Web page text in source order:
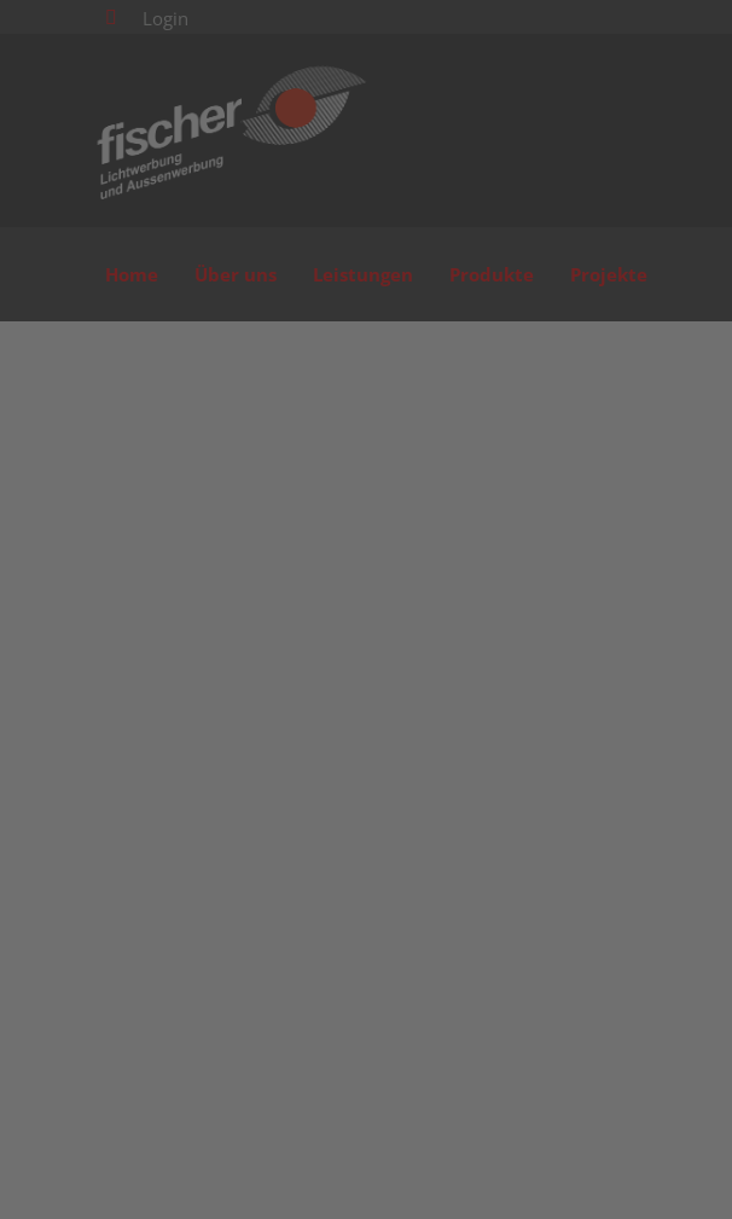
 Login
Home Über uns Leistungen Produkte Projekte